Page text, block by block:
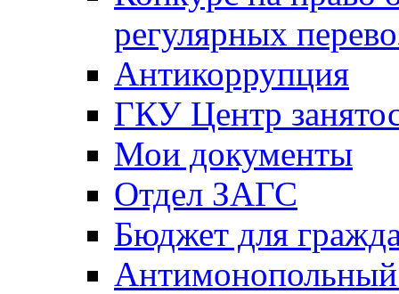
регулярных
Антикоррупция
ГКУ Центр
Мои документы
Отдел ЗАГС
Бюджет для
Антимонопольный